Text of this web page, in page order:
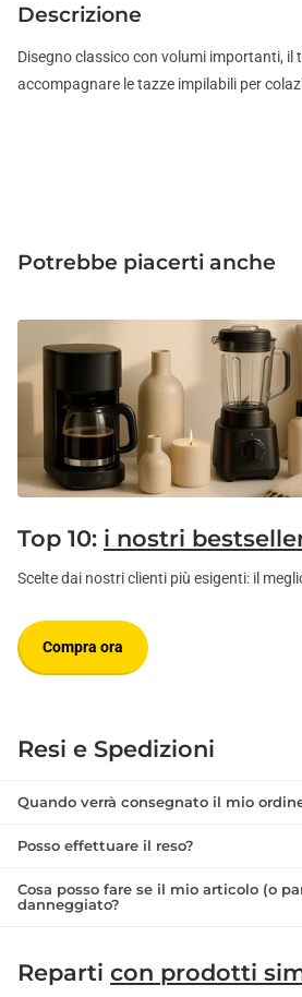
Descrizione
Disegno classico con volumi importanti, il
accompagnare le tazze impilabili per
Potrebbe piacerti anche
Top 10: i nostri
Scelte dai nostri clienti più esigenti: il
Compra ora
Resi e Spedizioni
Quando verrà consegnato il mio
Posso effettuare il reso?
Cosa posso fare se il mio articolo (o
danneggiato?
Reparti con prodotti